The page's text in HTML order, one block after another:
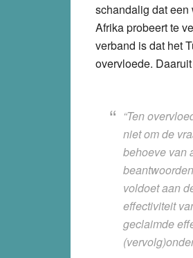
schandalig dat
Afrika probeert te
verband is dat het
overvloede.
“Ten
niet om de
behoeve van
voldoet aan
effectiviteit
geclaimde